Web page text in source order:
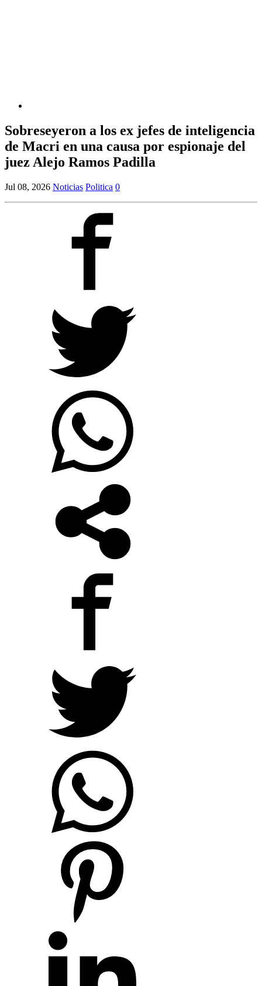
Sobreseyeron a los ex jefes de inteligencia
de Macri en una causa por espionaje del
juez Alejo Ramos Padilla
Jul 08, 2026 Noticias Politica 0